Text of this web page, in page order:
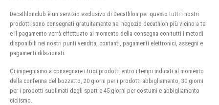
Decathlonclub è un servizio esclusivo di Decathlon per questo tutti i nostri
prodotti sono consegnati gratuitamente nel negozio decathlon più vicino a te
e il pagamento verrà effettuato al momento della consegna con tutti i metodi
disponibili nei nostri punti vendita, contanti, pagamenti elettronici, assegni e
pagamenti dilazionati.
Ci impegniamo a consegnare i tuoi prodotti entro i tempi indicati al momento
della conferma del bozzetto, 20 giorni per i prodotti abbigliamento, 30 giorni
per i prodotti sublimati degli sport e 45 giorni per costumi e abbigliamento
ciclismo.